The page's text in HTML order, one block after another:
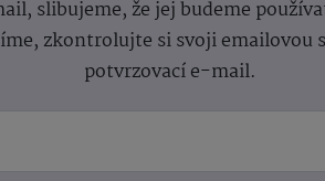
slibujeme, že jej budeme
zkontrolujte si svoji emailovou
potvrzovací e-mail.